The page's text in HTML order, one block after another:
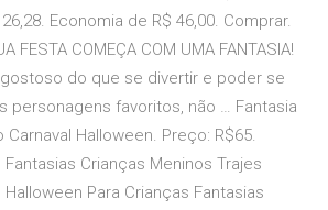
Economia de R$ 46,00. Comprar.
FESTA COMEÇA COM UMA FANTASIA!
do que se divertir e poder se
personagens favoritos, não … Fantasia
Carnaval Halloween. Preço: R$65.
Fantasias Crianças Meninos Trajes
Para Crianças Fantasias